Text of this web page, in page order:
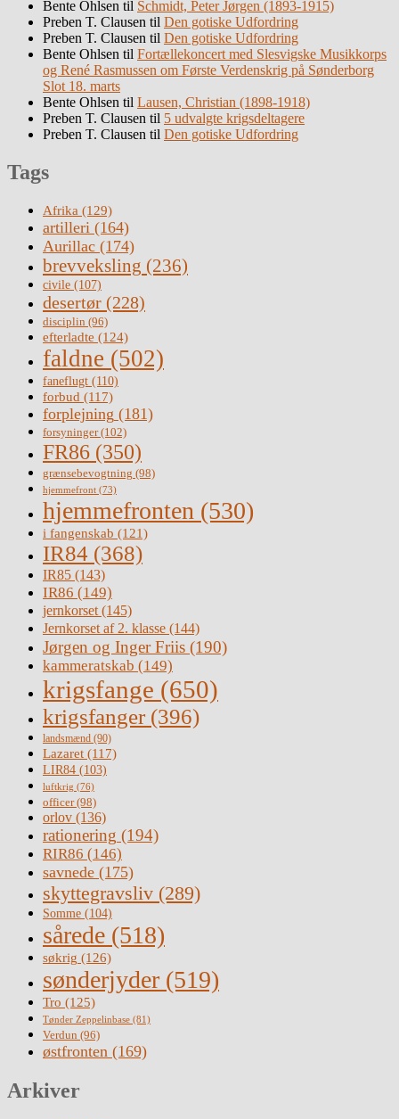
Bente Ohlsen til Schmidt, Peter Jørgen (1893-1915)
Preben T. Clausen til Den gotiske Udfordring
Preben T. Clausen til Den gotiske Udfordring
Bente Ohlsen til Fortællekoncert med Slesvigske Musikkorps
og René Rasmussen om Første Verdenskrig på Sønderborg
Slot 18. marts
Bente Ohlsen til Lausen, Christian (1898-1918)
Preben T. Clausen til 5 udvalgte krigsdeltagere
Preben T. Clausen til Den gotiske Udfordring
Tags
Afrika (129)
artilleri (164)
Aurillac (174)
brevveksling (236)
civile (107)
desertør (228)
disciplin (96)
efterladte (124)
faldne (502)
faneflugt (110)
forbud (117)
forplejning (181)
forsyninger(102)
FR86 (350)
grænsebevogtning (98)
hjemmefront (73)
hjemmefronten (530)
i fangenskab (121)
IR84 (368)
IR85 (143)
IR86 (149)
jernkorset(145)
Jernkorset af 2. klasse (144)
Jørgen og Inger Friis (190)
kammeratskab (149)
krigsfange (650)
krigsfanger (396)
landsmænd (90)
Lazaret (117)
LIR84 (103)
luftkrig (76)
officer(98)
orlov (136)
rationering (194)
RIR86 (146)
savnede (175)
skyttegravsliv (289)
Somme (104)
sårede (518)
søkrig (126)
sønderjyder (519)
Tro (125)
Tønder Zeppelinbase (81)
Verdun (96)
østfronten (169)
Arkiver